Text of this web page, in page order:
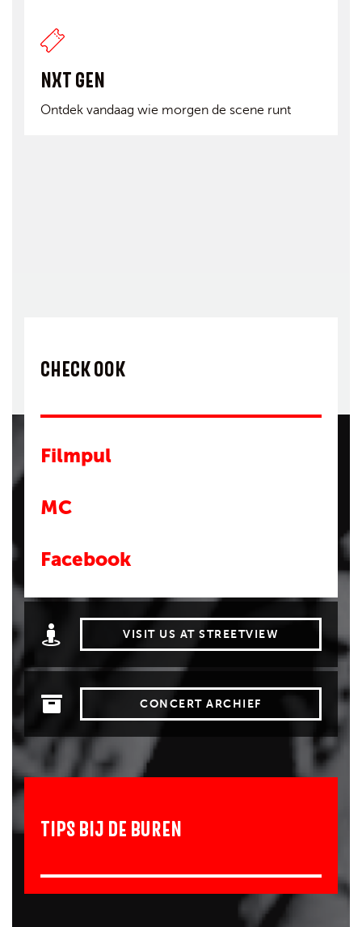
NXT GEN
Ontdek vandaag wie morgen de scene runt
CHECK OOK
Filmpul
MC
Facebook
VISIT US AT STREETVIEW
CONCERT ARCHIEF
TIPS BIJ DE BUREN